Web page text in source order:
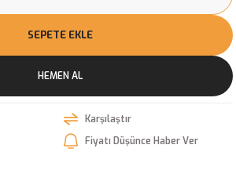
SEPETE EKLE
HEMEN AL
Karşılaştır
Fiyatı Düşünce Haber Ver